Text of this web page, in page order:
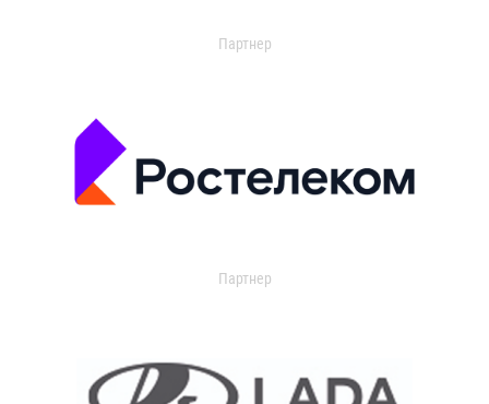
Партнер
Партнер